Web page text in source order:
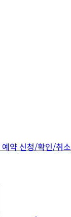
예약 신청/확인/취소